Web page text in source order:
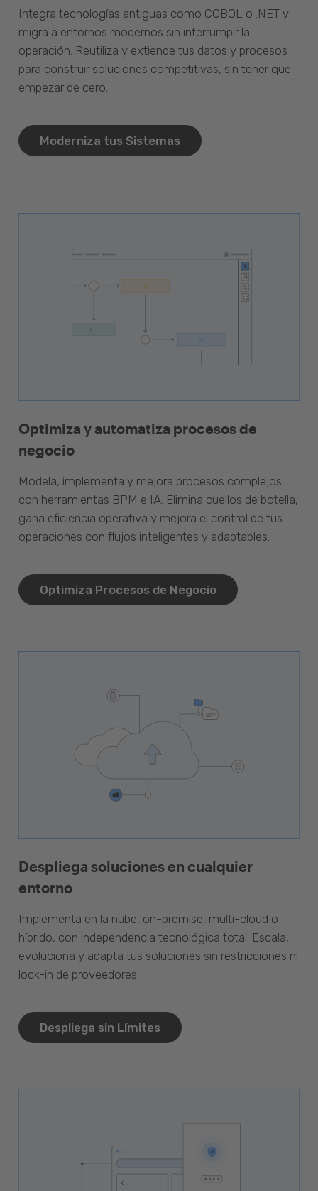
Integra tecnologías antiguas como COBOL o .NET y
migra a entornos modernos sin interrumpir la
operación. Reutiliza y extiende tus datos y procesos
para construir soluciones competitivas, sin tener que
empezar de cero.
Moderniza tus Sistemas
Optimiza y automatiza procesos de
negocio
Modela, implementa y mejora procesos complejos
con herramientas BPM e IA. Elimina cuellos de botella,
gana eficiencia operativa y mejora el control de tus
operaciones con flujos inteligentes y adaptables.
Optimiza Procesos de Negocio
Despliega soluciones en cualquier
entorno
Implementa en la nube, on-premise, multi-cloud o
híbrido, con independencia tecnológica total. Escala,
evoluciona y adapta tus soluciones sin restricciones ni
lock-in de proveedores.
Despliega sin Límites